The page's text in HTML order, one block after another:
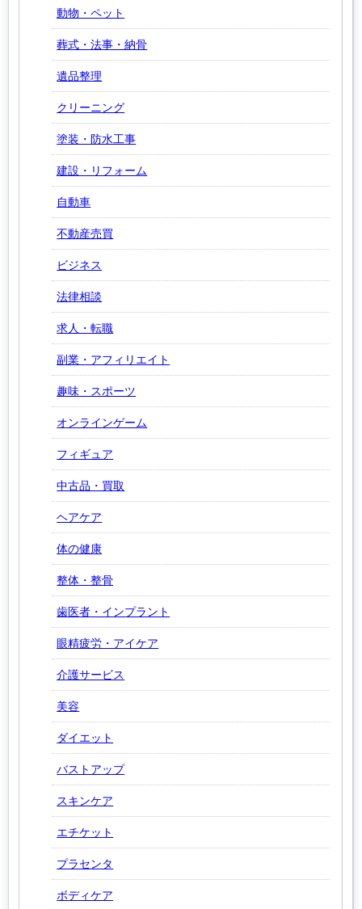
動物・ペット
葬式・法事・納骨
遺品整理
クリーニング
塗装・防水工事
建設・リフォーム
自動車
不動産売買
ビジネス
法律相談
求人・転職
副業・アフィリエイト
趣味・スポーツ
オンラインゲーム
フィギュア
中古品・買取
ヘアケア
体の健康
整体・整骨
歯医者・インプラント
眼精疲労・アイケア
介護サービス
美容
ダイエット
バストアップ
スキンケア
エチケット
プラセンタ
ボディケア